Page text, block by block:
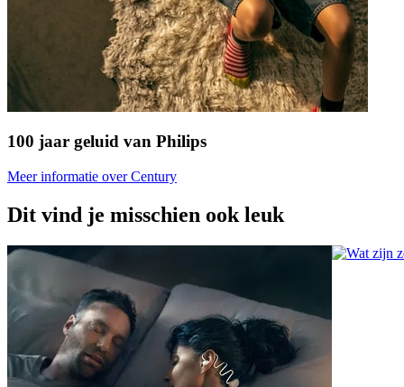
100 jaar geluid van Philips
Meer informatie over Century
Dit vind je misschien ook leuk